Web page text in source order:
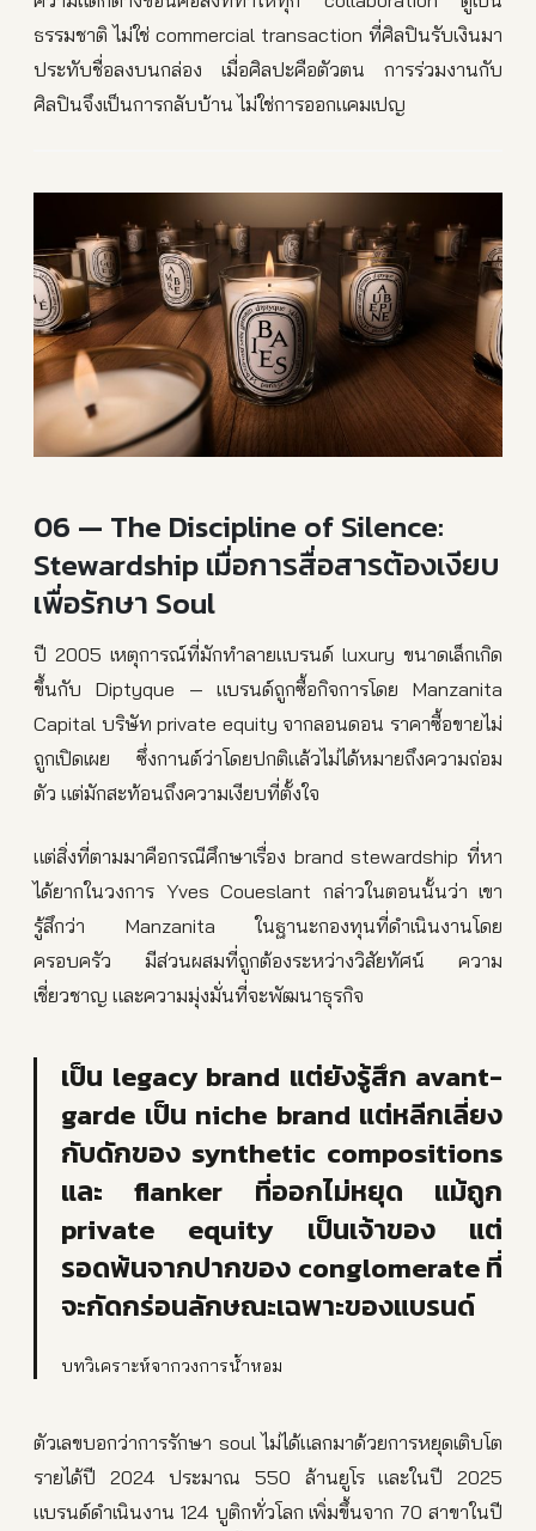
ธรรมชาติ ไม่ใช่ commercial transaction ที่ศิลปินรับเงินมา
ประทับชื่อลงบนกล่อง เมื่อศิลปะคือตัวตน การร่วมงานกับ
ศิลปินจึงเป็นการกลับบ้าน ไม่ใช่การออกแคมเปญ
06 — The Discipline of Silence:
Stewardship เมื่อการสื่อสารต้องเงียบ
เพื่อรักษา Soul
ปี 2005 เหตุการณ์ที่มักทำลายแบรนด์ luxury ขนาดเล็กเกิด
ขึ้นกับ Diptyque — แบรนด์ถูกซื้อกิจการโดย Manzanita
Capital บริษัท private equity จากลอนดอน ราคาซื้อขายไม่
ถูกเปิดเผย ซึ่งกานต์ว่าโดยปกติแล้วไม่ได้หมายถึงความถ่อม
ตัว แต่มักสะท้อนถึงความเงียบที่ตั้งใจ
แต่สิ่งที่ตามมาคือกรณีศึกษาเรื่อง brand stewardship ที่หา
ได้ยากในวงการ Yves Coueslant กล่าวในตอนนั้นว่า เขา
รู้สึกว่า Manzanita ในฐานะกองทุนที่ดำเนินงานโดย
ครอบครัว มีส่วนผสมที่ถูกต้องระหว่างวิสัยทัศน์ ความ
เชี่ยวชาญ และความมุ่งมั่นที่จะพัฒนาธุรกิจ
เป็น legacy brand แต่ยังรู้สึก avant-
garde เป็น niche brand แต่หลีกเลี่ยง
กับดักของ synthetic compositions
และ flanker ที่ออกไม่หยุด แม้ถูก
private equity เป็นเจ้าของ แต่
รอดพ้นจากปากของ conglomerate ที่
จะกัดกร่อนลักษณะเฉพาะของแบรนด์
บทวิเคราะห์จากวงการน้ำหอม
ตัวเลขบอกว่าการรักษา soul ไม่ได้แลกมาด้วยการหยุดเติบโต
รายได้ปี 2024 ประมาณ 550 ล้านยูโร และในปี 2025
แบรนด์ดำเนินงาน 124 บูติกทั่วโลก เพิ่มขึ้นจาก 70 สาขาในปี